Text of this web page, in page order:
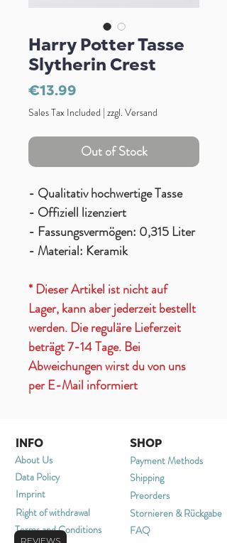
Harry Potter Tasse
Slytherin Crest
€13.99
Sales Tax Included | zzgl. Versand
Out of Stock
- Qualitativ hochwertige Tasse
- Offiziell lizenziert
- Fassungsvermögen: 0,315 Liter
- Material: Keramik
* Dieser Artikel ist nicht auf
Lager, kann aber jederzeit bestellt
werden. Die reguläre Lieferzeit
beträgt 7-14 Tage. Bei
Abweichungen wirst du von uns
per E-Mail informiert
INFO
About Us
Imprint
Data Policy
Right of withdrawal
Terms and Conditions
SHOP
Payment Methods
Shipping
Preorders
Stornieren & Rückgabe
FAQ
REVIEWS